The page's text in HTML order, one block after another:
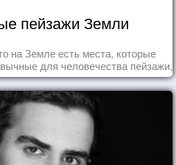
пейзажи Земли
на Земле есть места, которые
для человечества пейзажи,
инопланетными!